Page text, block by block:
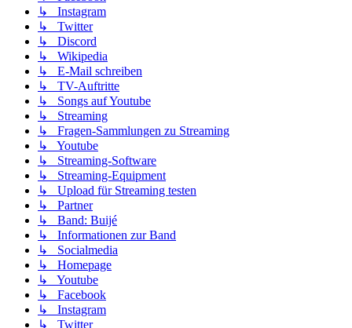
↳ Instagram
↳ Twitter
↳ Discord
↳ Wikipedia
↳ E-Mail schreiben
↳ TV-Auftritte
↳ Songs auf Youtube
↳ Streaming
↳ Fragen-Sammlungen zu Streaming
↳ Youtube
↳ Streaming-Software
↳ Streaming-Equipment
↳ Upload für Streaming testen
↳ Partner
↳ Band: Buijé
↳ Informationen zur Band
↳ Socialmedia
↳ Homepage
↳ Youtube
↳ Facebook
↳ Instagram
↳ Twitter